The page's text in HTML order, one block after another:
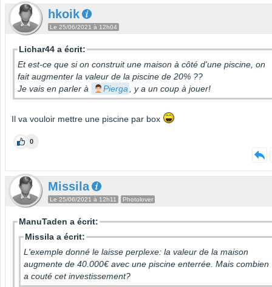
hkoik
Le 25/06/2021 à 12h04
Lichar44 a écrit:
Et est-ce que si on construit une maison à côté d'une piscine, on
fait augmenter la valeur de la piscine de 20% ??
Je vais en parler à
Pierga , y a un coup à jouer!
Il va vouloir mettre une piscine par box
0
Missila
Le 25/06/2021 à 12h11 Photolover
ManuTaden a écrit:
Missila a écrit:
L'exemple donné le laisse perplexe: la valeur de la maison
augmente de 40.000€ avec une piscine enterrée. Mais combien
a couté cet investissement?